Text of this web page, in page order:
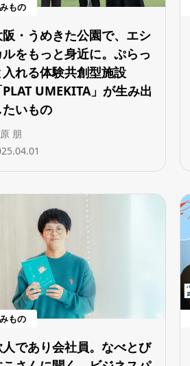
もの
阪・うめきた公園で、エシ
ルをもっと身近に。ぷらっ
入れる体験共創型施設
PLAT UMEKITA」が生み出
たいもの
朋
もの
であり会社員。なべとび